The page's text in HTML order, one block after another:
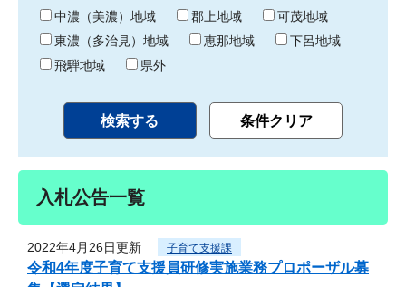
中濃（美濃）地域
郡上地域
可茂地域
東濃（多治見）地域
恵那地域
下呂地域
飛騨地域
県外
入札公告一覧
2022年4月26日更新 子育て支援課
令和4年度子育て支援員研修実施業務プロポーザル募